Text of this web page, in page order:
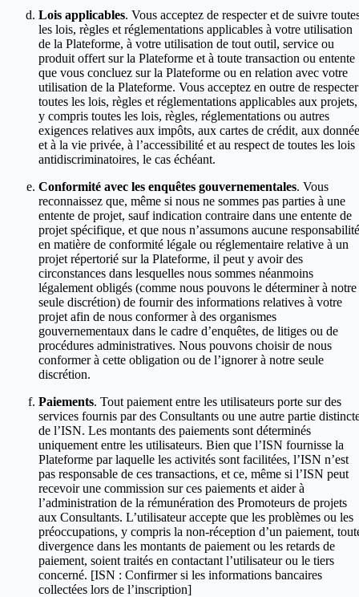
Lois applicables. Vous acceptez de respecter et de suivre
les lois, règles et réglementations applicables à votre utilisation
de la Plateforme, à votre utilisation de tout outil, service ou
produit offert sur la Plateforme et à toute transaction ou entente
que vous concluez sur la Plateforme ou en relation avec votre
utilisation de la Plateforme. Vous acceptez en outre de respecter
toutes les lois, règles et réglementations applicables aux projets,
y compris toutes les lois, règles, réglementations ou autres
exigences relatives aux impôts, aux cartes de crédit, aux
et à la vie privée, à l’accessibilité et au respect de toutes les lois
antidiscriminatoires, le cas échéant.
Conformité avec les enquêtes gouvernementales. Vous
reconnaissez que, même si nous ne sommes pas parties à une
entente de projet, sauf indication contraire dans une entente de
projet spécifique, et que nous n’assumons aucune responsabilité
en matière de conformité légale ou réglementaire relative à un
projet répertorié sur la Plateforme, il peut y avoir des
circonstances dans lesquelles nous sommes néanmoins
légalement obligés (comme nous pouvons le déterminer à notre
seule discrétion) de fournir des informations relatives à votre
projet afin de nous conformer à des organismes
gouvernementaux dans le cadre d’enquêtes, de litiges ou de
procédures administratives. Nous pouvons choisir de nous
conformer à cette obligation ou de l’ignorer à notre seule
discrétion.
Paiements. Tout paiement entre les utilisateurs porte sur des
services fournis par des Consultants ou une autre partie
de l’ISN. Les montants des paiements sont déterminés
uniquement entre les utilisateurs. Bien que l’ISN fournisse la
Plateforme par laquelle les activités sont facilitées, l’ISN n’est
pas responsable de ces transactions, et ce, même si l’ISN peut
recevoir une commission sur ces paiements et aider à
l’administration de la rémunération des Promoteurs de projets
aux Consultants. L’utilisateur accepte que les problèmes ou les
préoccupations, y compris la non-réception d’un paiement,
divergence dans les montants de paiement ou les retards de
paiement, soient traités en contactant l’utilisateur ou le tiers
concerné. [ISN : Confirmer si les informations bancaires
collectées lors de l’inscription]